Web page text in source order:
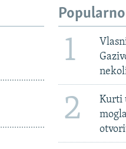
Popularno
1
2
Kurti